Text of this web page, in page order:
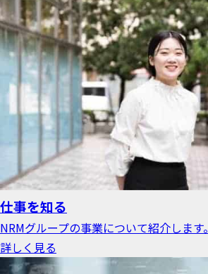
仕事を知る
NRMグループの事業について紹介します。
詳しく見る